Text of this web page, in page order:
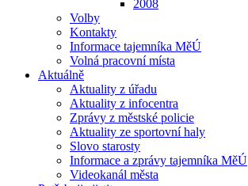
2008
Volby
Kontakty
Informace tajemníka MěÚ
Volná pracovní místa
Aktuálně
Aktuality z úřadu
Aktuality z infocentra
Zprávy z městské policie
Aktuality ze sportovní haly
Slovo starosty
Informace a zprávy tajemníka MěÚ
Videokanál města